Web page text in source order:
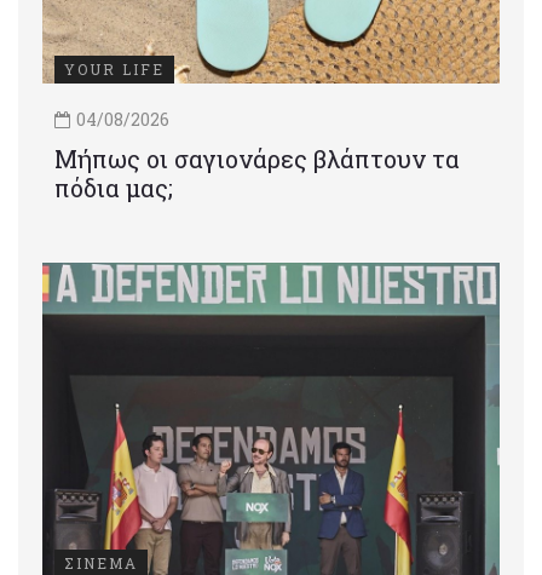
YOUR LIFE
04/08/2026
Μήπως οι σαγιονάρες βλάπτουν τα
πόδια μας;
ΣΙΝΕΜΑ